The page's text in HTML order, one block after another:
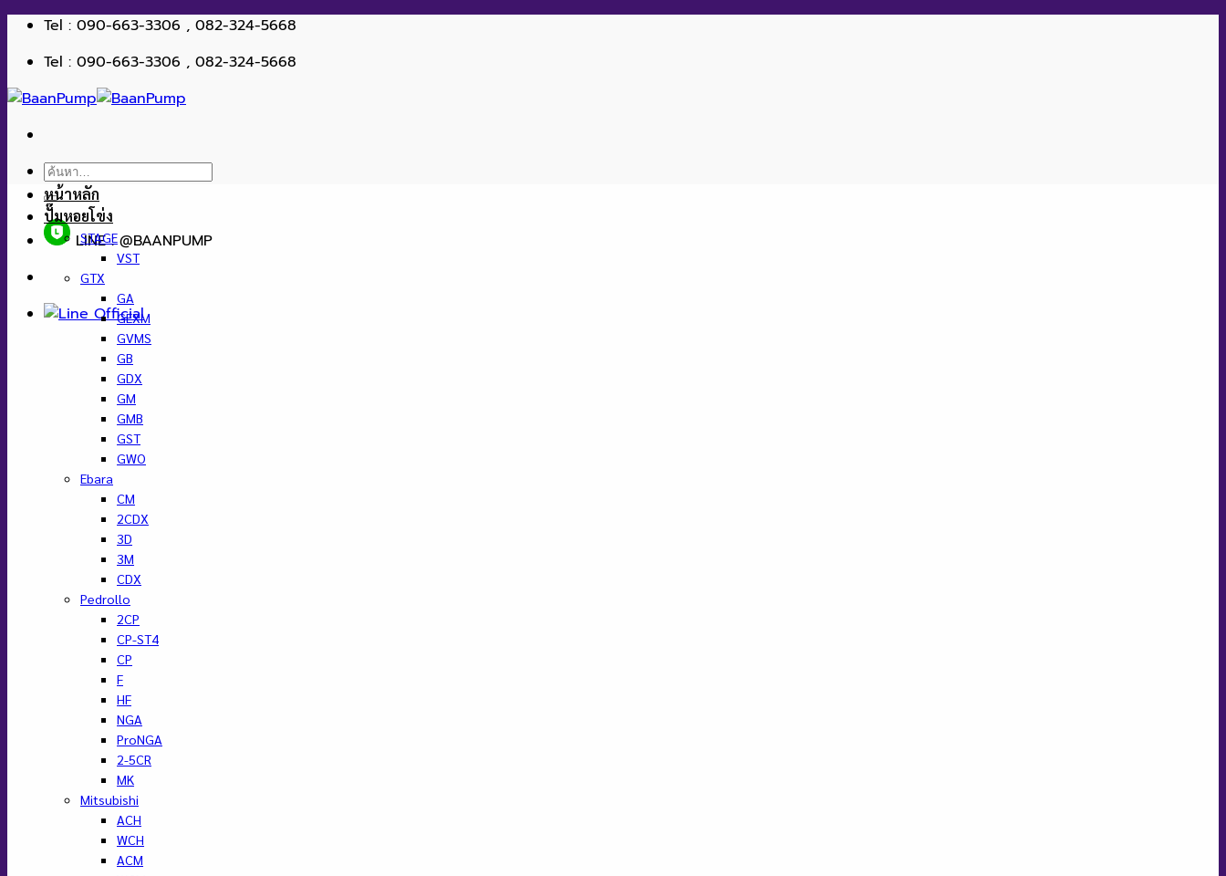
ข้าม
เนื้อหา
Tel : 090-663-3306 , 082-324-5668
Tel : 090-663-3306 , 082-324-5668
ค้นหา:
LINE : @BAANPUMP
หน้าหลัก
ปั๊มหอยโข่ง
STAGE
VST
GTX
GA
GEXM
GVMS
GB
GDX
GM
GMB
GST
GWO
Ebara
CM
2CDX
3D
3M
CDX
Pedrollo
2CP
CP-ST4
CP
F
HF
NGA
ProNGA
2-5CR
MK
Mitsubishi
ACH
WCH
ACM